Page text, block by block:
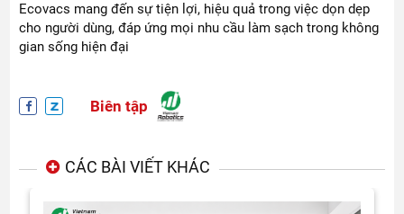
Ecovacs mang đến sự tiện lợi, hiệu quả trong việc dọn dẹp
cho người dùng, đáp ứng mọi nhu cầu làm sạch trong không
gian sống hiện đại
Biên tập
CÁC BÀI VIẾT KHÁC